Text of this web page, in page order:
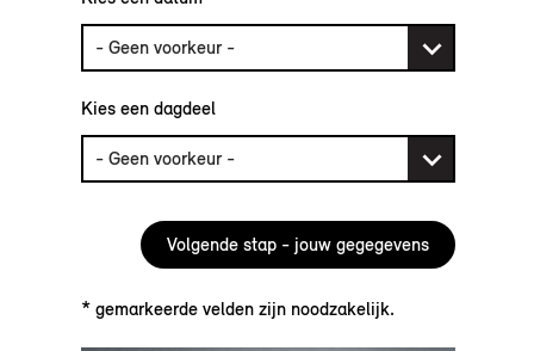
Kies een dagdeel
* gemarkeerde velden zijn noodzakelijk.